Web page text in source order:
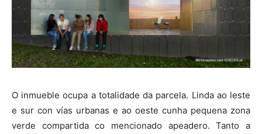
O inmueble ocupa a totalidade da parcela. Linda ao leste
e sur con vías urbanas e ao oeste cunha pequena zona
verde compartida co mencionado apeadero. Tanto a